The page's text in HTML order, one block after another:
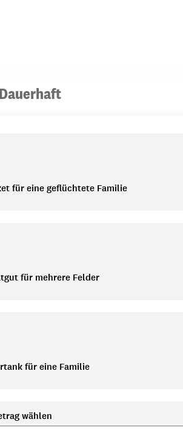
Dauerhaft
für eine geflüchtete Familie
für mehrere Felder
für eine Familie
wählen